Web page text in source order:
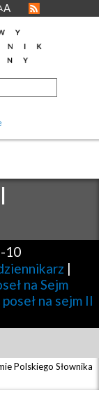
A
10
|
na Sejm
poseł na sejm II
Polskiego Słownika